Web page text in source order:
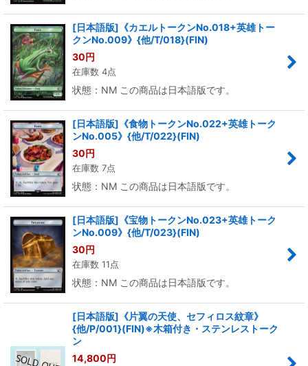
[日本語版]《カエルトークンNo.018+英雄トー
クンNo.009》{他/T/018}(FIN)
30円
在庫数 4点
状態：NM この商品は日本語版です。
[日本語版]《食物トークンNo.022+英雄トーク
ンNo.005》{他/T/022}(FIN)
30円
在庫数 7点
状態：NM この商品は日本語版です。
[日本語版]《宝物トークンNo.023+英雄トーク
ンNo.009》{他/T/023}(FIN)
30円
在庫数 11点
状態：NM この商品は日本語版です。
[日本語版]《片翼の天使、セフィロス紋章》
{他/P/001}(FIN)※木箱付き・ステンレストーク
ン
14,800円